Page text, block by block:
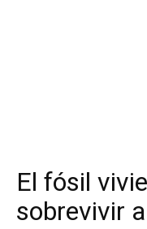
El fósil
sobrevivir